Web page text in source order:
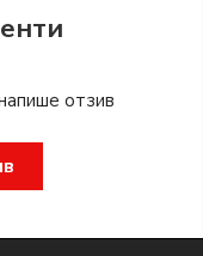
отзив